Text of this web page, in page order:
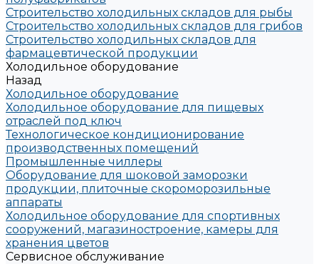
Строительство холодильных складов для рыбы
Строительство холодильных складов для грибов
Строительство холодильных складов для
фармацевтической продукции
Холодильное оборудование
Назад
Холодильное оборудование
Холодильное оборудование для пищевых
отраслей под ключ
Технологическое кондиционирование
производственных помещений
Промышленные чиллеры
Оборудование для шоковой заморозки
продукции, плиточные скороморозильные
аппараты
Холодильное оборудование для спортивных
сооружений, магазиностроение, камеры для
хранения цветов
Сервисное обслуживание